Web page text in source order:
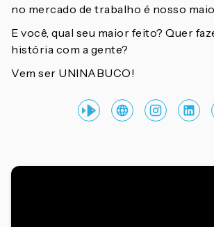
no mercado de trabalho é nosso
E você, qual seu maior feito? Quer
história com a gente?
Vem ser UNINABUCO!